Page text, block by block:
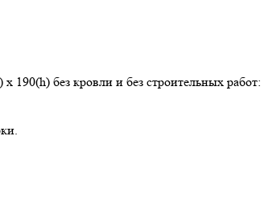
190(h) без кровли и без строительных работ: